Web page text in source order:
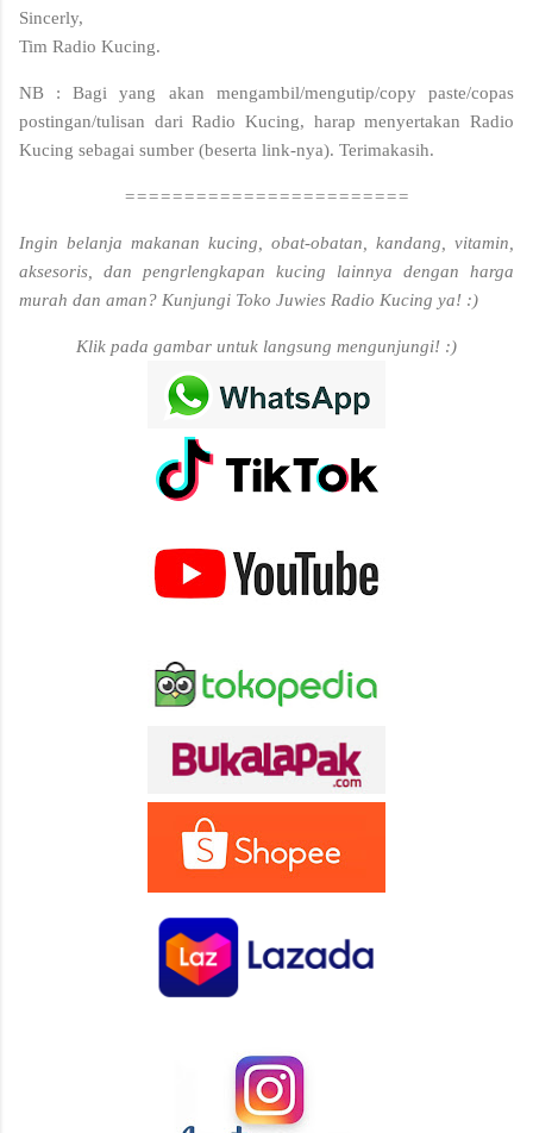
Sincerly,
Tim Radio Kucing.
NB : Bagi yang akan mengambil/mengutip/copy paste/copas
postingan/tulisan dari Radio Kucing, harap menyertakan Radio
Kucing sebagai sumber (beserta link-nya). Terimakasih.
========================
Ingin belanja makanan kucing, obat-obatan, kandang, vitamin,
aksesoris, dan pengrlengkapan kucing lainnya dengan harga
murah dan aman? Kunjungi Toko Juwies Radio Kucing ya! :)
Klik pada gambar untuk langsung mengunjungi! :)